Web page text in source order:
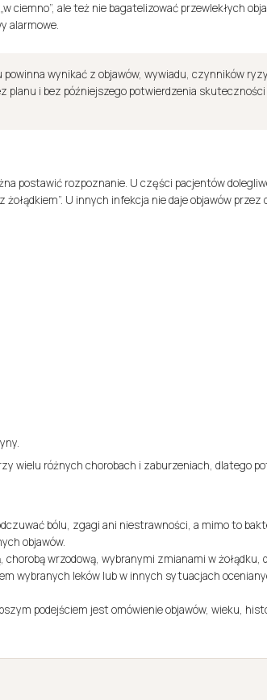
ciemno”, ale też nie bagatelizować przewlekłych
alarmowe.
wynikać z objawów, wywiadu, czynników
i bez późniejszego potwierdzenia skuteczności
postawić rozpoznanie. U części pacjentów
U innych infekcja nie daje objawów przez
wielu różnych chorobach i zaburzeniach, dlatego
bólu, zgagi ani niestrawności, a mimo to
objawów.
wrzodową, wybranymi zmianami w żołądku,
wybranych leków lub w innych sytuacjach
podejściem jest omówienie objawów, wieku,